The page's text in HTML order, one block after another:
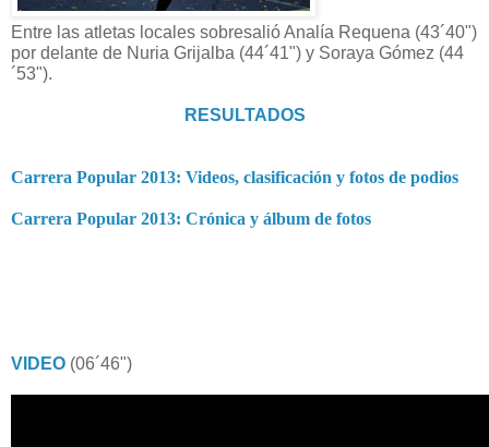
Entre las atletas locales sobresalió Analía Requena (43´40")
por delante de Nuria Grijalba (44´41") y Soraya Gómez (44
´53").
RESULTADOS
Carrera Popular 2013: Videos, clasificación y fotos de podios
Carrera Popular 2013: Crónica y álbum de fotos
VIDEO (06´46")